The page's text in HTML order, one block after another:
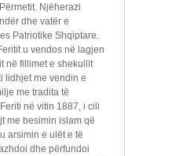
Njëherazi
dhe vatër e
Patriotike Shqiptare.
u vendos në lagjen
në fillimet e shekullit
lidhjet me vendin e
me tradita të
në vitin 1887, i cili
me besimin islam që
arsimin e ulët e të
dhe përfundoi